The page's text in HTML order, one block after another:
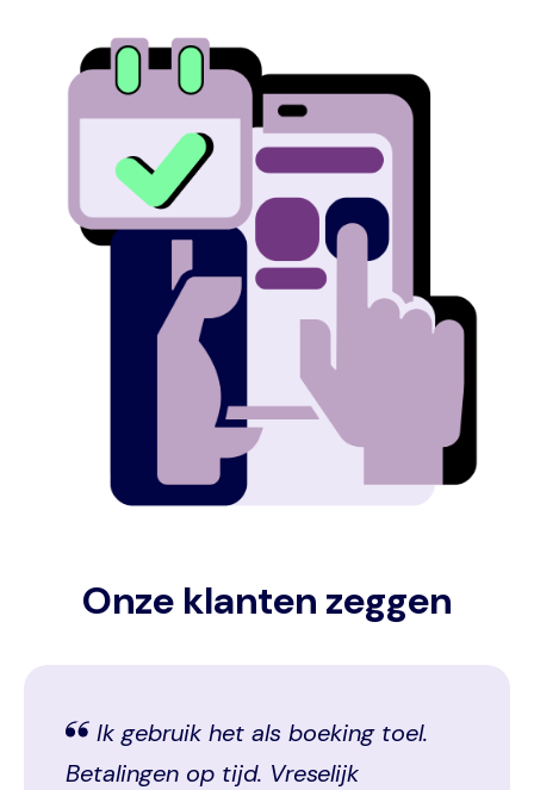
Image
Onze klanten zeggen
Ik gebruik het als boeking toel.
Betalingen op tijd. Vreselijk